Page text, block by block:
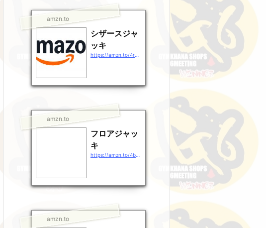
amzn.to
シザースジャ
ッキ
amzn.to
フロアジャッ
キ
amzn.to